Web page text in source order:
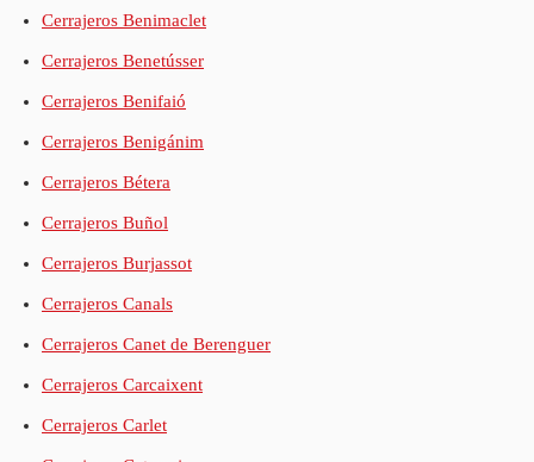
Cerrajeros Benimaclet
Cerrajeros Benetússer
Cerrajeros Benifaió
Cerrajeros Benigánim
Cerrajeros Bétera
Cerrajeros Buñol
Cerrajeros Burjassot
Cerrajeros Canals
Cerrajeros Canet de Berenguer
Cerrajeros Carcaixent
Cerrajeros Carlet